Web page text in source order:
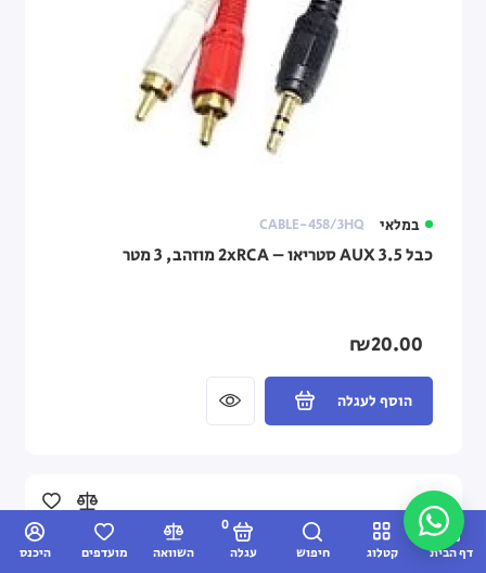
דף הבית קטלוג חיפוש עגלה
0
השוואה
מועדפים היכנס
במלאי CABLE-458/3HQ
כבל AUX 3.5 סטריאו – 2xRCA מוזהב, 3 מטר
₪20.00
הוסף לעגלה